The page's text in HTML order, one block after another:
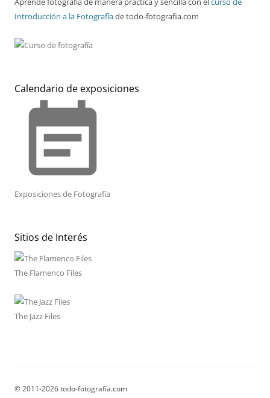
Introducción a la Fotografíade todo-fotografia.com
Calendario de exposiciones
event_note
Exposiciones de Fotografía
Sitios de Interés
The Flamenco Files
The Jazz Files
© 2011-2026 todo-fotografía.com